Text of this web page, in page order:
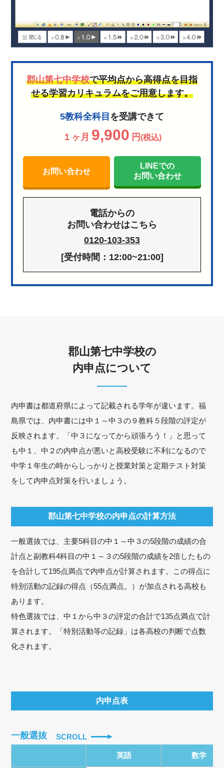
郡山第七中学校で平均点から高得点を目指
せる学習カリキュラムをご用意します。
5教科全科目 を受講できて
１ヶ月 9,900 円(税込)
お問い合わせ
LINEでの
お問い合わせ
電話からの
お問い合わせはこちら
0120-103-353
[受付時間：12:00~21:00]
郡山第七中学校の
内申点について
内申書は都道府県によって記載される学年が違います。福
島県では、内申書には中１～中３の９教科５段階の評定が
反映されます。「中３になってから頑張ろう！」と思って
も中１、中２の内申点が悪いと高校受験に不利になるので
中学１年生の時からしっかりと授業対策と定期テスト対策
をして内申点対策を行いましょう。
郡山第七中学校の内申点の計算方法
一般選抜では、主要5科目の中１～中３の5段階の成績の合
計点と副教科4科目の中１～３の5段階の成績を2倍したもの
を合計して195点満点で内申点が計算されます。この得点に
特別活動の記録の得点（55点満点。）が加点される高校も
あります。
特色選抜では、中１から中３の評定の合計で135点満点で計
算されます。「特別活動等の記録」は各高校の判断で点数
化されます。
内申点表
一般選抜 SCROLL
英語 数学